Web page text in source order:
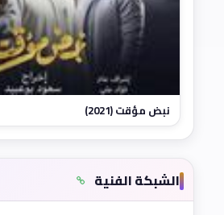
نبض مؤقت (2021)
الشبكة الفنية